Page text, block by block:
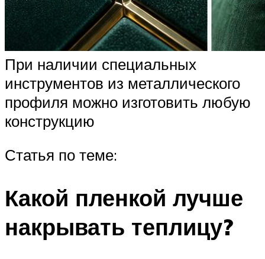
При наличии специальных
инструментов из металлического
профиля можно изготовить любую
конструкцию
Статья по теме:
Какой пленкой лучше
накрывать теплицу?